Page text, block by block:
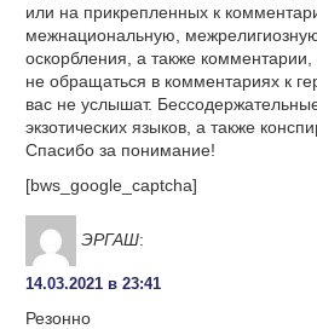
или на прикрепленных к
межнациональную,
оскорбления, а также
не обращаться в комментариях к
вас не услышат.
экзотических языков, а также
Спасибо за понимание!
[bws_google_captcha]
ЭРГАШ:
14.03.2021 в 23:41
Резонно